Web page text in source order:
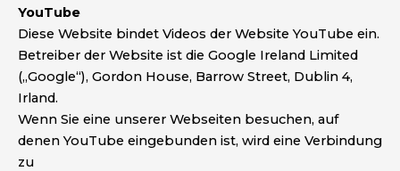
YouTube
Diese Website bindet Videos der Website YouTube ein.
Betreiber der Website ist die Google Ireland Limited
(„Google“), Gordon House, Barrow Street, Dublin 4,
Irland.
Wenn Sie eine unserer Webseiten besuchen, auf
denen YouTube eingebunden ist, wird eine Verbindung
zu